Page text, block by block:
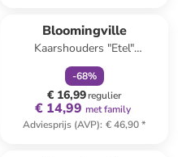
Bloomingville
Kaarshouders "Etel"
zwart/goudkleurig - (H)10,5 x
Ø 8 cm
-68%
€ 16,99regulier
€ 14,99 met family
Adviesprijs (AVP): € 46,90*